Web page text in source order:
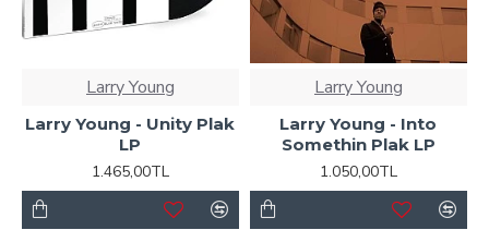
Larry Young
Larry Young - Unity Plak
LP
1.465,00TL
Larry Young
Larry Young - Into
Somethin Plak LP
1.050,00TL